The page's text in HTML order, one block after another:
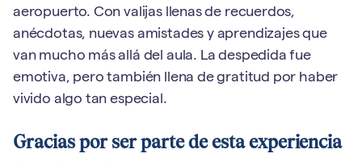
aeropuerto. Con valijas llenas de recuerdos,
anécdotas, nuevas amistades y aprendizajes que
van mucho más allá del aula. La despedida fue
emotiva, pero también llena de gratitud por haber
vivido algo tan especial.
Gracias por ser parte de esta experiencia